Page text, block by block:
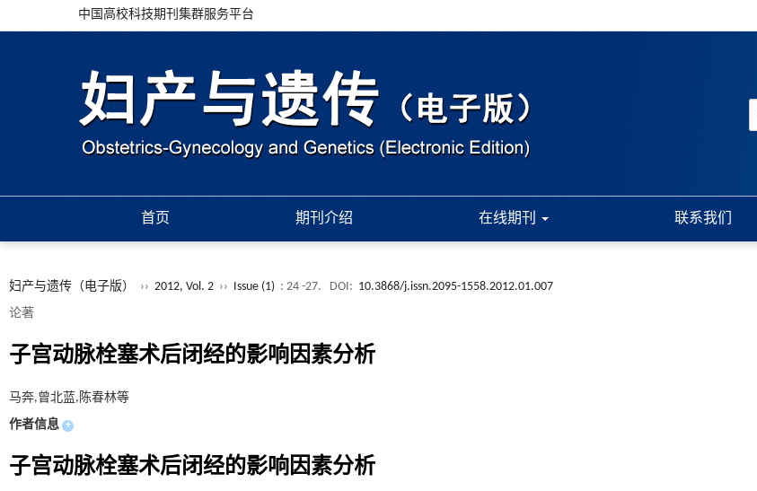
中国高校科技期刊集群服务平台
首页 期刊介绍 在线期刊 联系我们
妇产与遗传（电子版） ›› 2012, Vol. 2 ›› Issue (1) : 24 -27. DOI: 10.3868/j.issn.2095-1558.2012.01.007
论著
子宫动脉栓塞术后闭经的影响因素分析
马奔,曾北蓝,陈春林等
作者信息 +
子宫动脉栓塞术后闭经的影响因素分析